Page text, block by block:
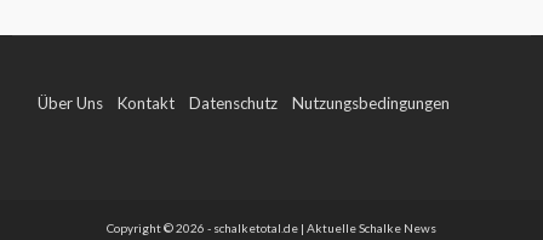
Über Uns Kontakt Datenschutz Nutzungsbedingungen
Copyright © 2026 - schalketotal.de | Aktuelle Schalke News